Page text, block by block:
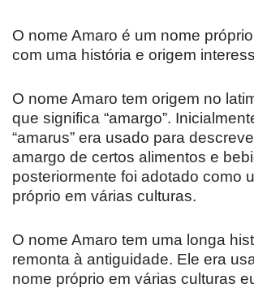
O nome Amaro é um nome
com uma história e origem
O nome Amaro tem origem no
que significa “amargo”.
“amarus” era usado para
amargo de certos alimentos e
posteriormente foi adotado como
próprio em várias culturas.
O nome Amaro tem uma longa
remonta à antiguidade. Ele era
nome próprio em várias culturas